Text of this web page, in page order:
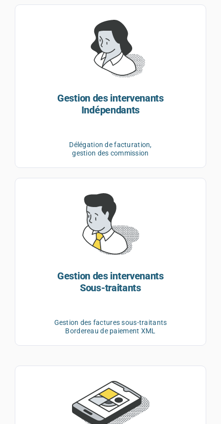
Gestion des intervenants
Indépendants
Délégation de facturation,
gestion des commission
Gestion des intervenants
Sous-traitants
Gestion des factures sous-traitants
Bordereau de paiement XML